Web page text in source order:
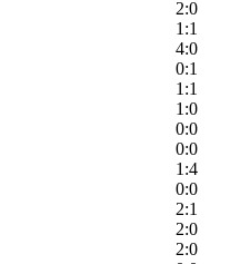
2:0
1:1
4:0
0:1
1:1
1:0
0:0
0:0
1:4
0:0
2:1
2:0
2:0